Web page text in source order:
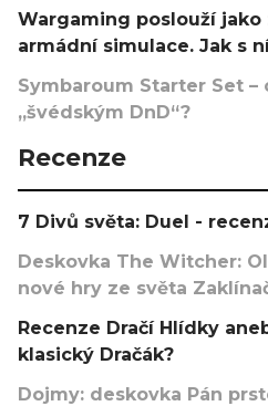
Wargaming poslouží jako
armádní simulace. Jak s
Symbaroum Starter Set –
„švédským DnD“?
Recenze
7 Divů světa: Duel -
Deskovka The Witcher:
nové hry ze světa
Recenze Dračí Hlídky
klasický Dračák?
Dojmy: deskovka Pán